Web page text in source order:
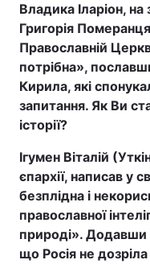
Головна
Україна
Економіка
Спорт
Владика Іларіон, на
Григорія
Православній
потрібна»,
Кирила, які
запитання. Як Ви
історії?
Ігумен Віталій
єпархії, написав у
безплідна і
православної
природі». Додавши
що Росія не